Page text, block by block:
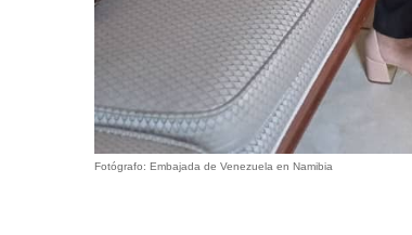
Fotógrafo: Embajada de Venezuela en Namibia